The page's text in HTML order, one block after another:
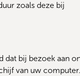
zoals deze bij
dat bij bezoek aan
van uw computer.